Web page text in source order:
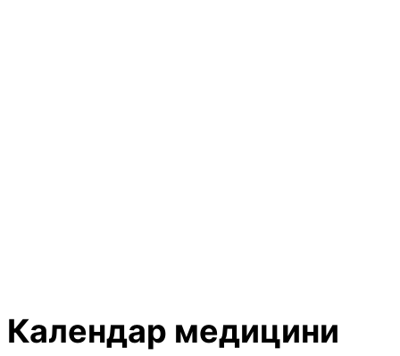
Календар медицини